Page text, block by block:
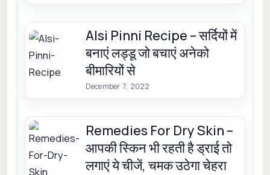
Alsi Pinni Recipe – सर्दियों में
बनाएं लड्डू जो बचाएं अनेको
बीमारियों से
December 7, 2022
Remedies For Dry Skin –
आपकी स्किन भी रहती है ड्राई तो
लगाएं ये चीजें, चमक उठेगा चेहरा